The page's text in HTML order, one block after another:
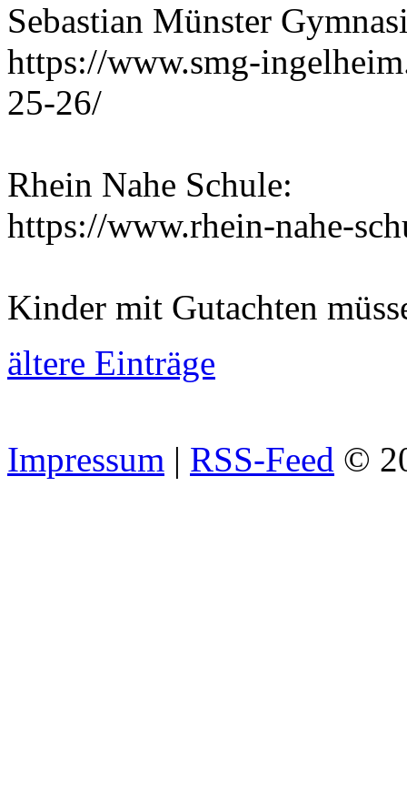
Sebastian Münster
https://www.smg-
25-26/
Rhein Nahe Schule:
https://www.rhein-nahe-
Kinder mit Gutachten
ältere Einträge
Impressum | RSS-Feed ©